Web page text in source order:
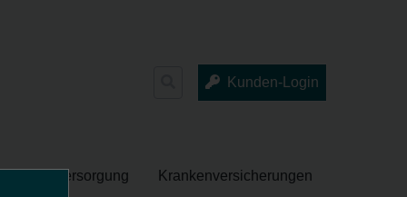
Kunden-Login
Altersversorgung Krankenversicherungen